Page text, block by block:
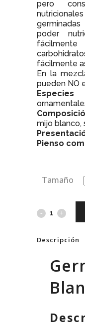
pero
poder
fácilmente
En la
pueden NO
mijo blanco,
Pienso
Tamaño
Descripción